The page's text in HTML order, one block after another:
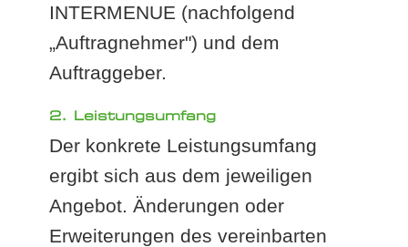
INTERMENUE (nachfolgend
„Auftragnehmer") und dem
Auftraggeber.
2. Leistungsumfang
Der konkrete Leistungsumfang
ergibt sich aus dem jeweiligen
Angebot. Änderungen oder
Erweiterungen des vereinbarten